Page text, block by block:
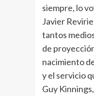
siempre, lo
Javier
tantos
de
nacimiento
y el servicio
Guy